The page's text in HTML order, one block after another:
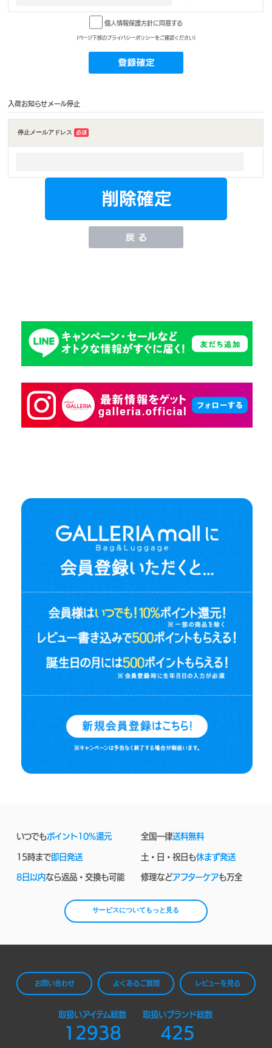
個人情報保護方針に同意する
(ページ下部のプライバシーポリシーをご確認ください)
入荷お知らせメール停止
停止メールアドレス 必須
いつでもポイント10%還元 全国一律送料無料
15時まで即日発送 土・日・祝日も休まず発送
8日以内なら返品・交換も可能 修理などアフターケアも万全
サービスについてもっと見る
お問い合わせ よくあるご質問 レビューを見る
取扱いアイテム総数
12938
取扱いブランド総数
425